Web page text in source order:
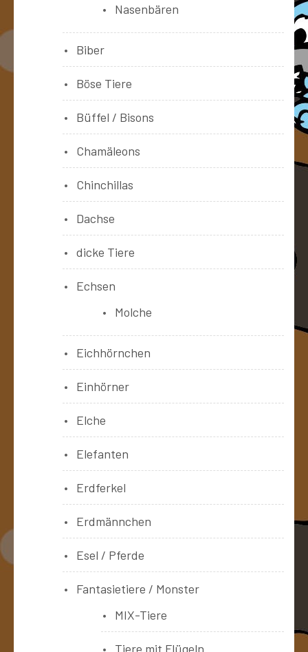
Nasenbären
Biber
Böse Tiere
Büffel / Bisons
Chamäleons
Chinchillas
Dachse
dicke Tiere
Echsen
Molche
Eichhörnchen
Einhörner
Elche
Elefanten
Erdferkel
Erdmännchen
Esel / Pferde
Fantasietiere / Monster
MIX-Tiere
Tiere mit Flügeln